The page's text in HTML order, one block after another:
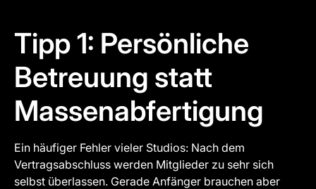
Tipp 1: Persönliche
Betreuung statt
Massenabfertigung
Ein häufiger Fehler vieler Studios: Nach dem
Vertragsabschluss werden Mitglieder zu sehr sich
selbst überlassen. Gerade Anfänger brauchen aber